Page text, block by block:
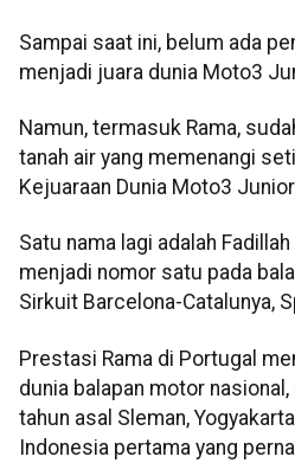
Sampai saat ini, belum ada
menjadi juara dunia Moto3
Namun, termasuk Rama,
tanah air yang memenangi
Kejuaraan Dunia Moto3
Satu nama lagi adalah
menjadi nomor satu pada
Sirkuit Barcelona-Catalunya,
Prestasi Rama di Portugal
dunia balapan motor
tahun asal Sleman,
Indonesia pertama yang